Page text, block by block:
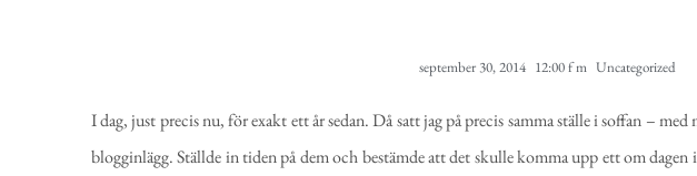
september 30, 2014 12:00 f m Uncategorized
I dag, just precis nu, för exakt ett år sedan. Då satt jag på precis samma ställe i soffan –
blogginlägg. Ställde in tiden på dem och bestämde att det skulle komma upp ett om dagen